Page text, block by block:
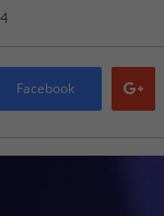
Facebook